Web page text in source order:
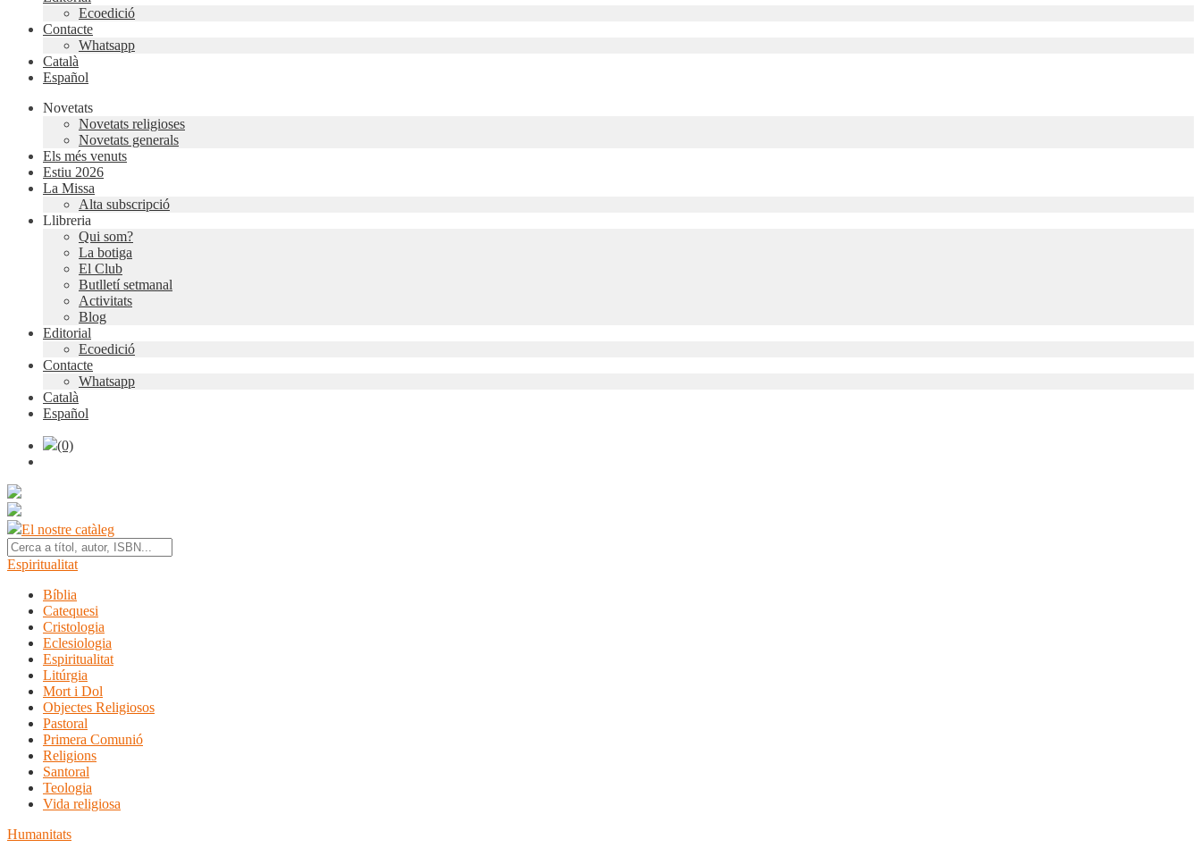
Ecoedició
Contacte
Whatsapp
Català
Español
Novetats
Novetats religioses
Novetats generals
Els més venuts
Estiu 2026
La Missa
Alta subscripció
Llibreria
Qui som?
La botiga
El Club
Butlletí setmanal
Activitats
Blog
Editorial
Ecoedició
Contacte
Whatsapp
Català
Español
(0)
El nostre catàleg
Espiritualitat
Bíblia
Catequesi
Cristologia
Eclesiologia
Espiritualitat
Litúrgia
Mort i Dol
Objectes Religiosos
Pastoral
Primera Comunió
Religions
Santoral
Teologia
Vida religiosa
Humanitats